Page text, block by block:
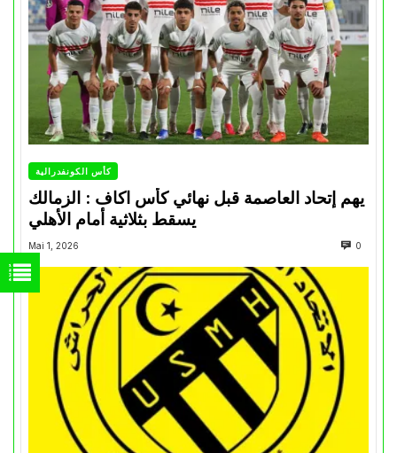
كأس الكونفدرالية
يهم إتحاد العاصمة قبل نهائي كأس اكاف : الزمالك
Mai 1, 2026 0